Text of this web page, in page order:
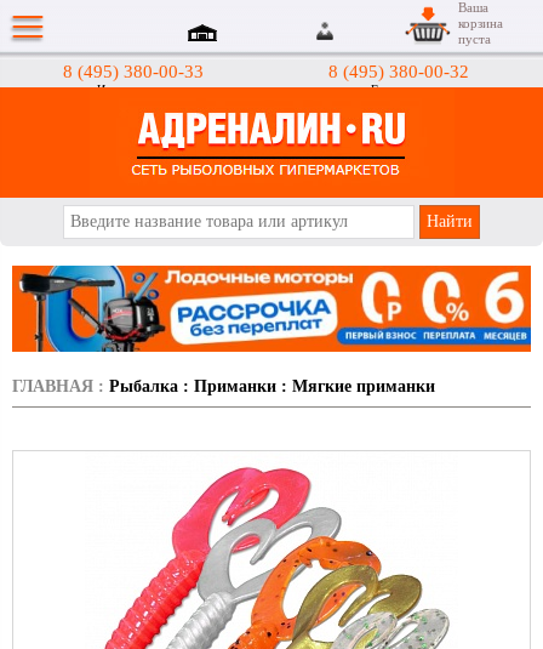
8 (495) 380-00-33
Интернет-магазин
8 (495) 380-00-32
Гипермаркеты
Ваша
корзина
пуста
ГЛАВНАЯ : Рыбалка : Приманки : Мягкие приманки